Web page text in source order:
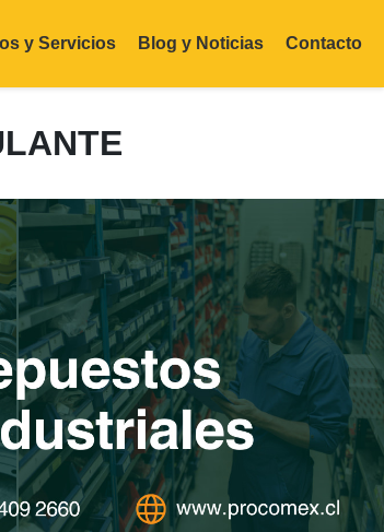
y Servicios Blog y Noticias Contacto